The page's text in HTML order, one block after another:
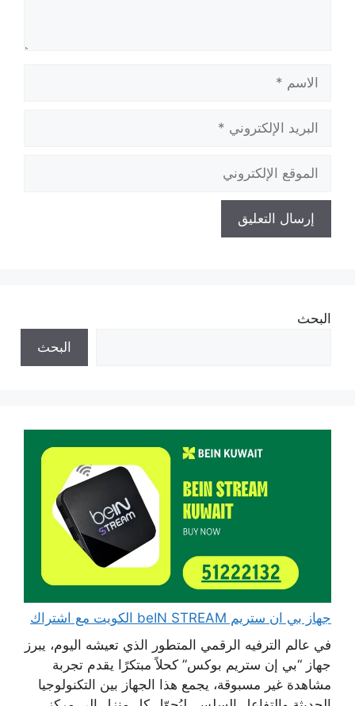
الإلكتروني
الإلكتروني
البحث
البحث
جهاز بي ان ستريم beIN STREAM الكويت مع اشتراك
في عالم الترفيه الرقمي المتطور الذي تعيشه اليوم، يبرز
جهاز “بي إن ستريم بوكس” كحلاً مبتكرًا يقدم تجربة
مشاهدة غير مسبوقة، يجمع هذا الجهاز بين التكنولوجيا